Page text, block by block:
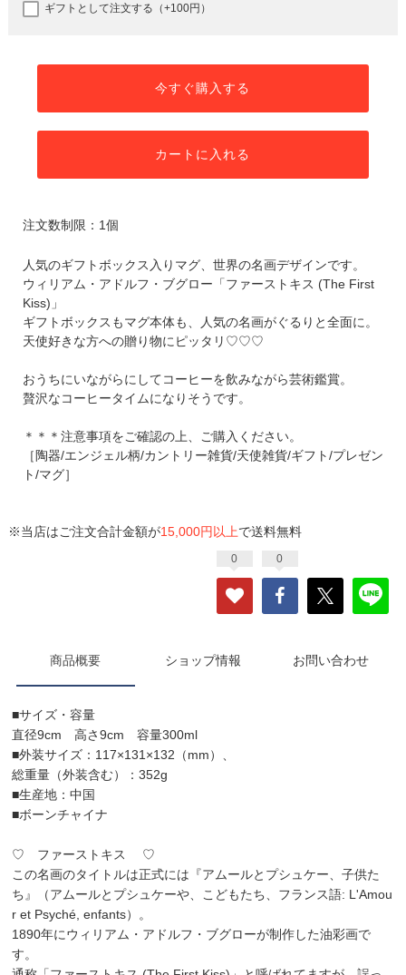
ギフトとして注文する（+100円）
今すぐ購入する
カートに入れる
注文数制限：1個
人気のギフトボックス入りマグ、世界の名画デザインです。
ウィリアム・アドルフ・ブグロー「ファーストキス (The First
Kiss)」
ギフトボックスもマグ本体も、人気の名画がぐるりと全面に。
天使好きな方への贈り物にピッタリ♡♡♡
おうちにいながらにしてコーヒーを飲みながら芸術鑑賞。
贅沢なコーヒータイムになりそうです。
＊＊＊注意事項をご確認の上、ご購入ください。
［陶器/エンジェル柄/カントリー雑貨/天使雑貨/ギフト/プレゼン
ト/マグ］
※当店はご注文合計金額が15,000円以上で送料無料
0 0
商品概要 ショップ情報 お問い合わせ
■サイズ・容量
直径9cm 高さ9cm 容量300ml
■外装サイズ：117×131×132（mm）、
総重量（外装含む）：352g
■生産地：中国
■ボーンチャイナ
♡ ファーストキス ♡
この名画のタイトルは正式には『アムールとプシュケー、子供た
ち』（アムールとプシュケーや、こどもたち、フランス語: L'Amou
r et Psyché, enfants）。
1890年にウィリアム・アドルフ・ブグローが制作した油彩画で
す。